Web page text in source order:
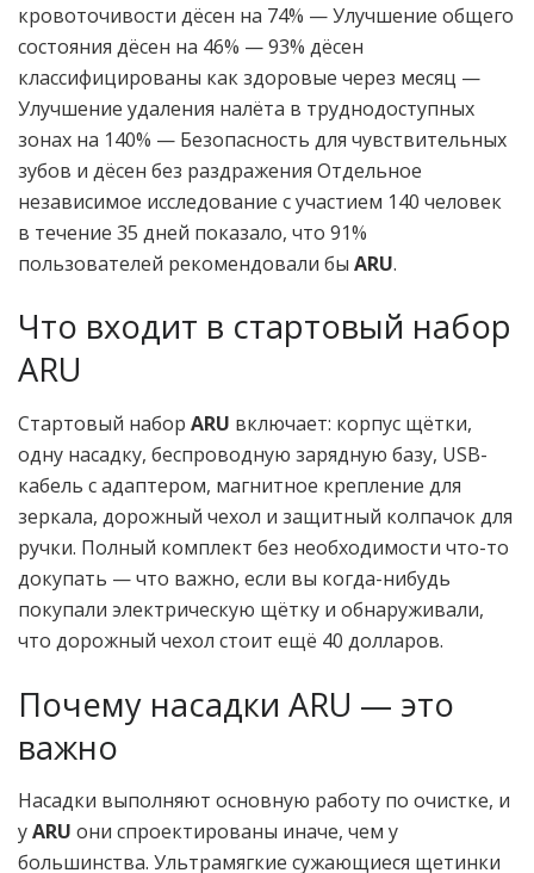
кровоточивости дёсен на 74% — Улучшение общего
состояния дёсен на 46% — 93% дёсен
классифицированы как здоровые через месяц —
Улучшение удаления налёта в труднодоступных
зонах на 140% — Безопасность для чувствительных
зубов и дёсен без раздражения Отдельное
независимое исследование с участием 140 человек
в течение 35 дней показало, что 91%
пользователей рекомендовали бы ARU.
Что входит в стартовый набор
ARU
Стартовый набор ARU включает: корпус щётки,
одну насадку, беспроводную зарядную базу, USB-
кабель с адаптером, магнитное крепление для
зеркала, дорожный чехол и защитный колпачок для
ручки. Полный комплект без необходимости что-то
докупать — что важно, если вы когда-нибудь
покупали электрическую щётку и обнаруживали,
что дорожный чехол стоит ещё 40 долларов.
Почему насадки ARU — это
важно
Насадки выполняют основную работу по очистке, и
уARU они спроектированы иначе, чем у
большинства. Ультрамягкие сужающиеся щетинки